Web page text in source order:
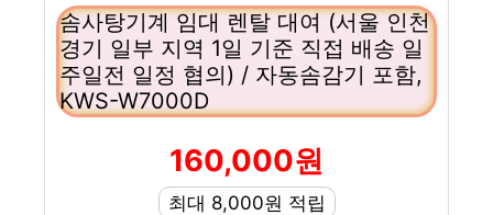
솜사탕기계 임대 렌탈 대여 (서울 인천
경기 일부 지역 1일 기준 직접 배송 일
주일전 일정 협의) / 자동솜감기 포함,
KWS-W7000D
160,000원
최대 8,000원 적립